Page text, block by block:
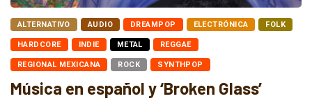
ALTERNATIVO AUDIO DREAMPOP ELECTRÓNICA FOLK
HARDCORE INDIE METAL REGGAE
REGIONAL MEXICANA ROCK SYNTHPOP
Música en español y ‘Broken Glass’